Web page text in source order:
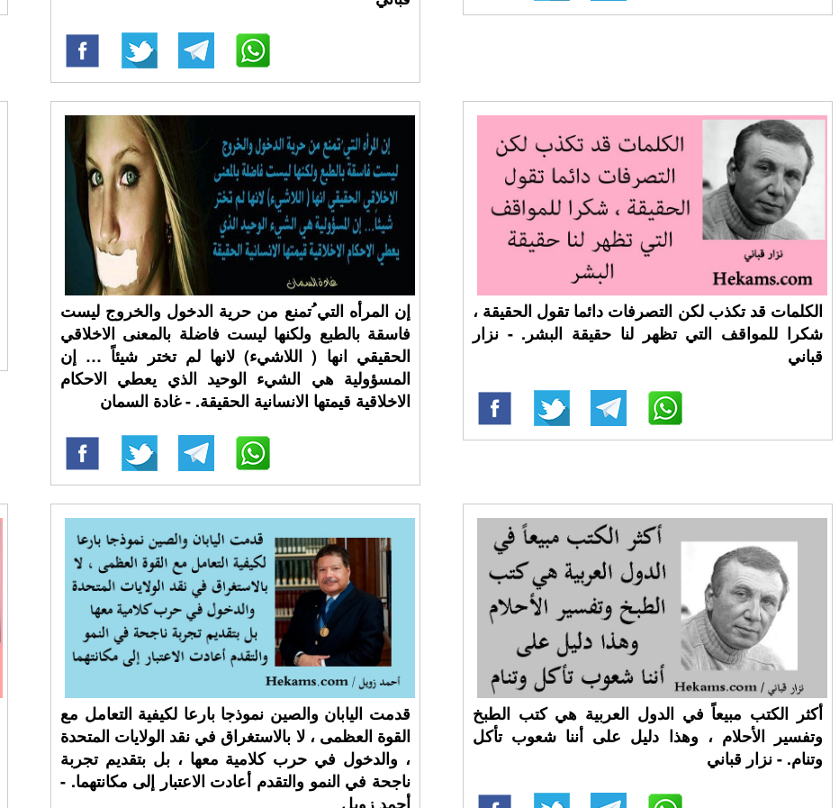
إن المرأه التي ُتمنع من حرية الدخول والخروج ليست
فاسقة بالطبع ولكنها ليست فاضلة بالمعنى الاخلاقي
الحقيقي انها ( اللاشيء) لانها لم تختر شيئاً … إن
المسؤولية هي الشيء الوحيد الذي يعطي الاحكام
الاخلاقية قيمتها الانسانية الحقيقة. - غادة السمان
الكلمات قد تكذب لكن التصرفات دائما تقول الحقيقة ،
شكرا للمواقف التي تظهر لنا حقيقة البشر. - نزار
قباني
قدمت اليابان والصين نموذجا بارعا لكيفية التعامل مع
القوة العظمى ، لا بالاستغراق في نقد الولايات المتحدة
، والدخول في حرب كلامية معها ، بل بتقديم تجربة
ناجحة في النمو والتقدم أعادت الاعتبار إلى مكانتهما. -
أكثر الكتب مبيعاً في الدول العربية هي كتب الطبخ
وتفسير الأحلام ، وهذا دليل على أننا شعوب تأكل
وتنام. - نزار قباني